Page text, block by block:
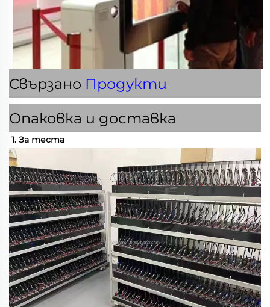
Свързано Продукти
Опаковка и доставка
1. За теста